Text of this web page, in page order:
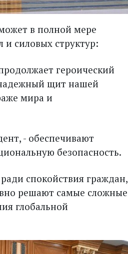
в полной мере
силовых структур:
героический
щит нашей
мира и
- обеспечивают
безопасность.
спокойствия граждан,
решают самые сложные
глобальной